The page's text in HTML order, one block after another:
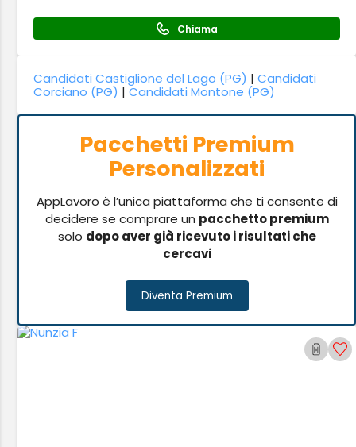
Chiama
Candidati Castiglione del Lago (PG) |Candidati
Corciano (PG) |Candidati Montone (PG)
Pacchetti Premium
Personalizzati
AppLavoro è l’unica piattaforma che ti consente di
decidere se comprare un pacchetto premium
solo dopo aver già ricevuto i risultati che
cercavi
Diventa Premium